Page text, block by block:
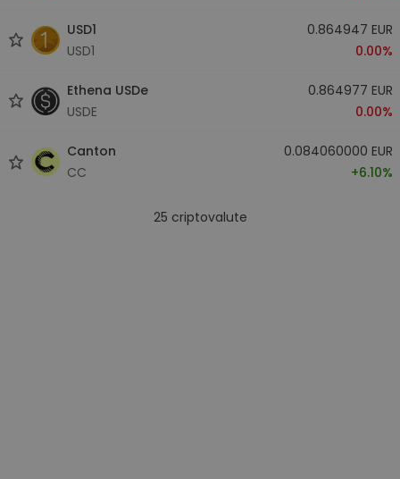
USD1
USD1
0.864947 EUR
0.00%
Ethena USDe
USDE
0.864977 EUR
0.00%
Canton
CC
0.084060000 EUR
+6.10%
25 criptovalute